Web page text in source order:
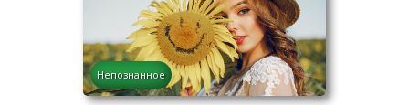
Непознанное